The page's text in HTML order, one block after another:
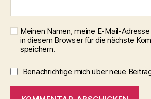
Meinen Namen, meine E-Mail-
in diesem Browser für die nächste
speichern.
Benachrichtige mich über neue